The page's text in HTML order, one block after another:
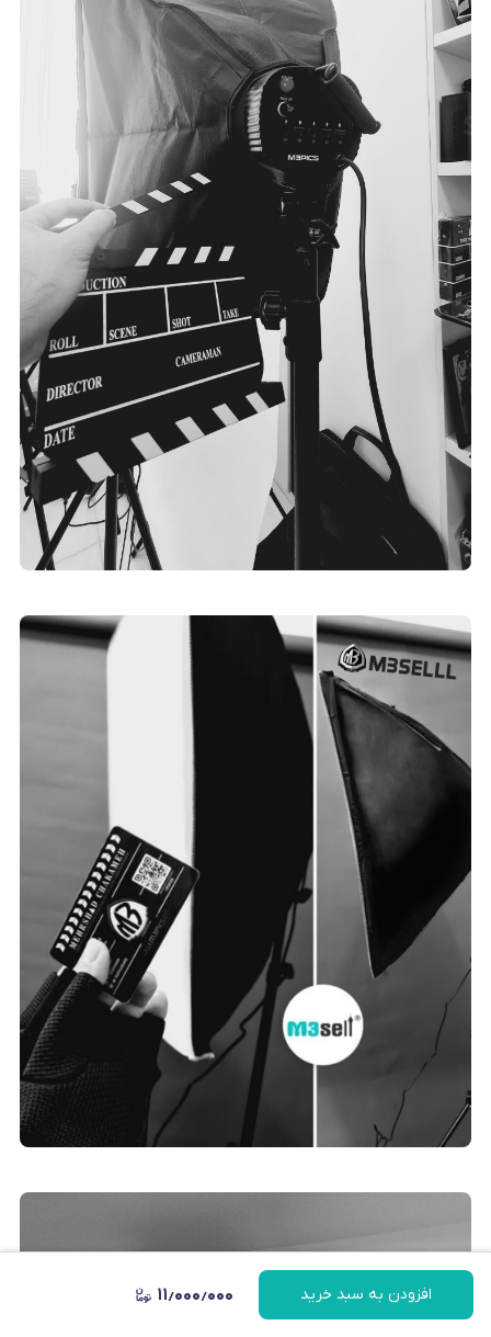
افزودن به سبد خرید ۱۱٫۰۰۰٫۰۰۰ پیام در واتساپ